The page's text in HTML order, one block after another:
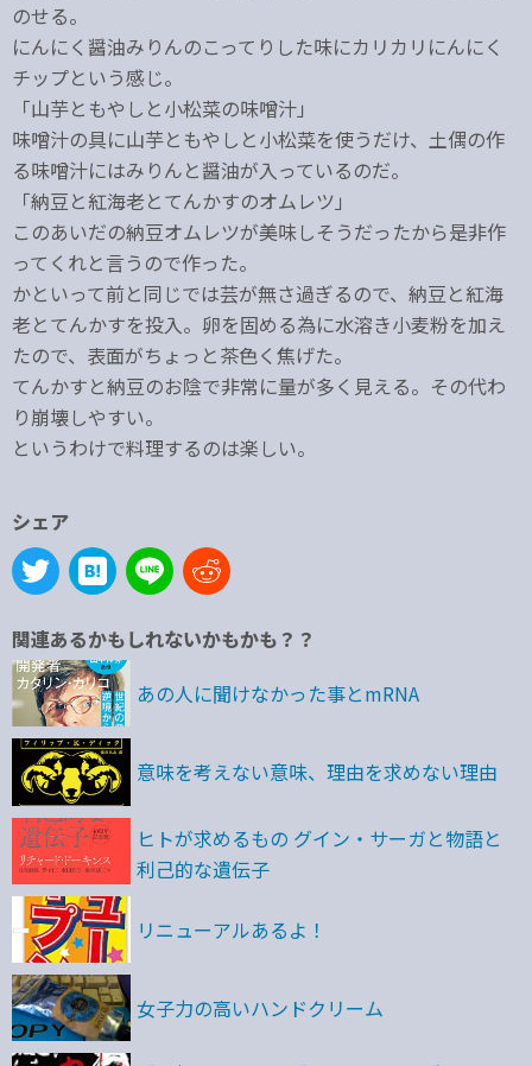
のせる。
にんにく醤油みりんのこってりした味にカリカリにんにく
チップという感じ。
「山芋ともやしと小松菜の味噌汁」
味噌汁の具に山芋ともやしと小松菜を使うだけ、土偶の作
る味噌汁にはみりんと醤油が入っているのだ。
「納豆と紅海老とてんかすのオムレツ」
このあいだの納豆オムレツが美味しそうだったから是非作
ってくれと言うので作った。
かといって前と同じでは芸が無さ過ぎるので、納豆と紅海
老とてんかすを投入。卵を固める為に水溶き小麦粉を加え
たので、表面がちょっと茶色く焦げた。
てんかすと納豆のお陰で非常に量が多く見える。その代わ
り崩壊しやすい。
というわけで料理するのは楽しい。
シェア
関連あるかもしれないかもかも？？
あの人に聞けなかった事とmRNA
意味を考えない意味、理由を求めない理由
ヒトが求めるもの グイン・サーガと物語と
利己的な遺伝子
リニューアルあるよ！
女子力の高いハンドクリーム